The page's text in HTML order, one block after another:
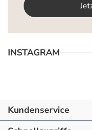
INSTAGRAM
Kundenservice
07144 - 866190